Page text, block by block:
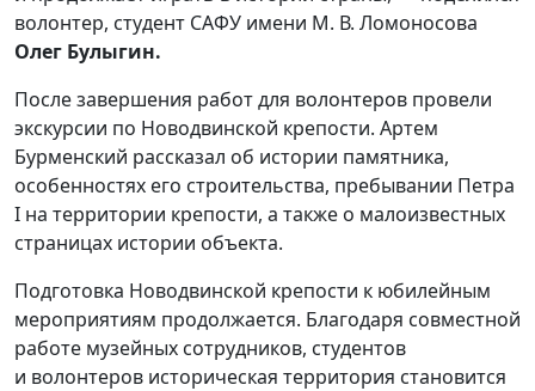
волонтер, студент САФУ имени М. В. Ломоносова
Олег Булыгин.
После завершения работ для волонтеров провели
экскурсии по Новодвинской крепости. Артем
Бурменский рассказал об истории памятника,
особенностях его строительства, пребывании Петра
I на территории крепости, а также о малоизвестных
страницах истории объекта.
Подготовка Новодвинской крепости к юбилейным
мероприятиям продолжается. Благодаря совместной
работе музейных сотрудников, студентов
и волонтеров историческая территория становится